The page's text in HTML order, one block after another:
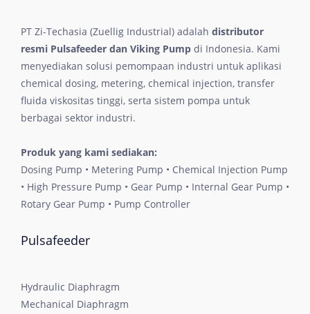
PT Zi-Techasia (Zuellig Industrial) adalah distributor
resmi Pulsafeeder dan Viking Pump di Indonesia. Kami
menyediakan solusi pemompaan industri untuk aplikasi
chemical dosing, metering, chemical injection, transfer
fluida viskositas tinggi, serta sistem pompa untuk
berbagai sektor industri.
Produk yang kami sediakan:
Dosing Pump • Metering Pump • Chemical Injection Pump
• High Pressure Pump • Gear Pump • Internal Gear Pump •
Rotary Gear Pump • Pump Controller
Pulsafeeder
Hydraulic Diaphragm
Mechanical Diaphragm